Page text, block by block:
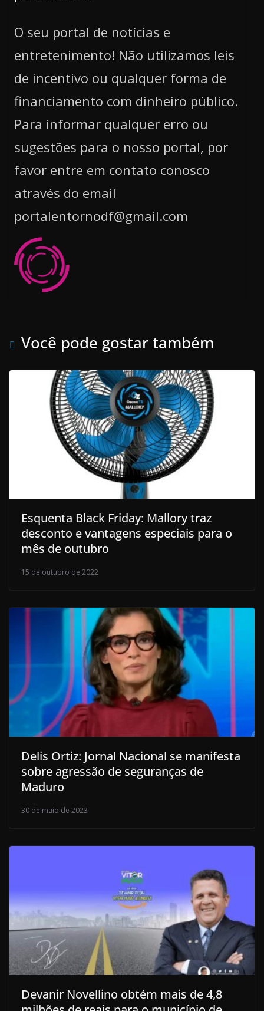
O seu portal de notícias e
entretenimento! Não utilizamos leis
de incentivo ou qualquer forma de
financiamento com dinheiro público.
Para informar qualquer erro ou
sugestões para o nosso portal, por
favor entre em contato conosco
através do email
portalentornodf@gmail.com
Você pode gostar também
Esquenta Black Friday: Mallory traz
desconto e vantagens especiais para o
mês de outubro
15 de outubro de 2022
Delis Ortiz: Jornal Nacional se manifesta
sobre agressão de seguranças de
Maduro
30 de maio de 2023
Devanir Novellino obtém mais de 4,8